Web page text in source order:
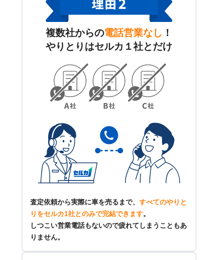
複数社からの電話営業なし ！
やりとりはセルカ１社とだけ
査定依頼から実際に車を売るまで、 すべてのやりと
りをセルカ1社とのみで完結できます。
しつこい営業電話もないので疲れてしまうこともあ
りません。